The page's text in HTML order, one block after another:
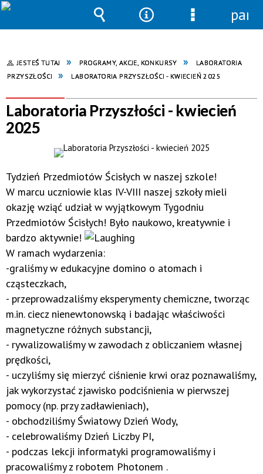
JESTEŚ TUTAJ PROGRAMY, AKCJE, KONKURSY
LABORATORIA
PRZYSZŁOŚCI
LABORATORIA PRZYSZŁOŚCI - KWIECIEŃ 2025
Laboratoria Przyszłości - kwiecień
2025
Tydzień Przedmiotów Ścisłych w naszej szkole!
W marcu uczniowie klas IV-VIII naszej szkoły mieli
okazję wziąć udział w wyjątkowym Tygodniu
Przedmiotów Ścisłych! Było naukowo, kreatywnie i
bardzo aktywnie!
W ramach wydarzenia:
-graliśmy w edukacyjne domino o atomach i
cząsteczkach,
- przeprowadzaliśmy eksperymenty chemiczne, tworząc
m.in. ciecz nienewtonowską i badając właściwości
magnetyczne różnych substancji,
- rywalizowaliśmy w zawodach z obliczaniem własnej
prędkości,
- uczyliśmy się mierzyć ciśnienie krwi oraz poznawaliśmy,
jak wykorzystać zjawisko podciśnienia w pierwszej
pomocy (np. przy zadławieniach),
- obchodziliśmy Światowy Dzień Wody,
- celebrowaliśmy Dzień Liczby PI,
- podczas lekcji informatyki programowaliśmy i
pracowaliśmy z robotem Photonem .
Wyszukiwarka
NarzędziaMenu